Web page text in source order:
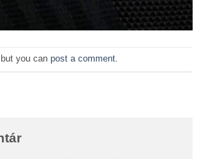
you can post a comment.